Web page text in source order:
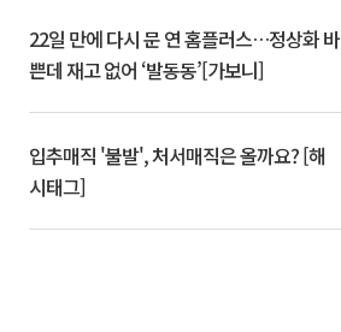
22일 만에 다시 문 연 홈플러스…정상화 바
쁜데 재고 없어 ‘발동동’[가보니]
입추매직 '불발', 처서매직은 올까요? [해
시태그]